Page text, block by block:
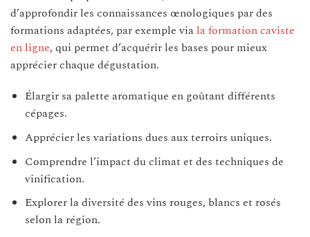
d’approfondir les connaissances œnologiques par des
formations adaptées, par exemple via la formation caviste
en ligne, qui permet d’acquérir les bases pour mieux
apprécier chaque dégustation.
Élargir sa palette aromatique en goûtant différents
cépages.
Apprécier les variations dues aux terroirs uniques.
Comprendre l’impact du climat et des techniques de
vinification.
Explorer la diversité des vins rouges, blancs et rosés
selon la région.